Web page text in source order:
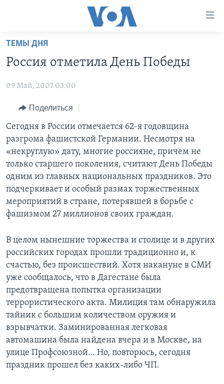
Перейти
основной
Перейти
навигации
Перейти
поиск
АМЕРИКА
НОВОСТИ ЗА МИНУТУ
ИТОГИ
ПОЧЕМУ ЭТО ВАЖНО?
ДИСКУССИЯ VOA
ДЕТАЛИ
НЬЮ-ЙОРК NEW YORK
АМЕРИКА. БОЛЬШОЕ ПУТЕШЕСТВИЕ
ПРОЕКТЫ
УЧИМ АНГЛИЙСКИЙ
НАША АМЕРИКАНСКАЯ ИСТОРИЯ
А КАК В АМЕРИКЕ?
АРТЕФАКТЫ
АМЕРИКАНСКИЕ ГОРОДКИ
ЭКСПЕРТИЗА
ИНТЕРВЬЮ
ФАКТЫ ПРОТИВ ФЕЙКОВ
ЗА СВОБОДУ ПРЕССЫ
УЧИМ АНГЛИЙСКИЙ
ВИДЕО
ПОДПИСКА НА НОВОСТИ
Learning English
СОЦИАЛЬНЫЕ СЕТИ
Языки
ТЕМЫ ДНЯ
Россия отметила День Победы
09 Май, 2007 03:00
Поделиться
Сегодня в России отмечается 62-я годовщина
разгрома фашистской Германии. Несмотря на
«некруглую» дату, многие россияне, причем не
только старшего поколения, считают День Победы
одним из главных национальных праздников. Это
подчеркивает и особый размах торжественных
мероприятий в стране, потерявшей в борьбе с
фашизмом 27 миллионов своих граждан.
В целом нынешние торжества и столице и в других
российских городах прошли традиционно и, к
счастью, без происшествий. Хотя накануне в СМИ
уже сообщалось, что в Дагестане была
предотвращена попытка организации
террористического акта. Милиция там обнаружила
тайник с большим количеством оружия и
взрывчатки. Заминированная легковая
автомашина была найдена вчера и в Москве, на
улице Профсоюзной… Но, повторюсь, сегодня
праздник прошел без каких-либо ЧП.